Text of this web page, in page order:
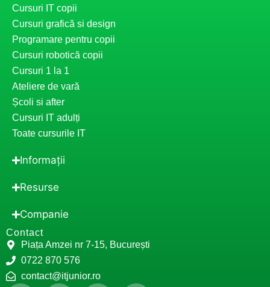
Cursuri IT copii
Cursuri grafică si design
Programare pentru copii
Cursuri robotică copii
Cursuri 1 la 1
Ateliere de vară
Școli si after
Cursuri IT adulți
Toate cursurile IT
Informații
Resurse
Companie
Contact
Piața Amzei nr 7-15, București
0722 870 576
contact@itjunior.ro